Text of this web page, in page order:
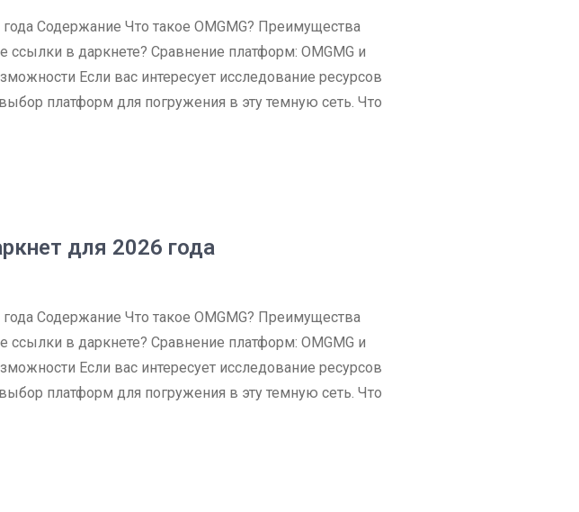
Содержание Что такое OMGMG? Преимущества
ссылки в даркнете? Сравнение платформ: OMGMG и
Если вас интересует исследование ресурсов
платформ для погружения в эту темную сеть. Что
для 2026 года
Содержание Что такое OMGMG? Преимущества
ссылки в даркнете? Сравнение платформ: OMGMG и
Если вас интересует исследование ресурсов
платформ для погружения в эту темную сеть. Что